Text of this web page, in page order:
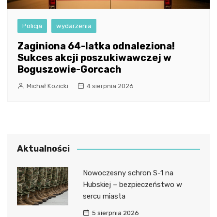
Policja wydarzenia
Zaginiona 64-latka odnaleziona!
Sukces akcji poszukiwawczej w
Boguszowie-Gorcach
Michał Kozicki 4 sierpnia 2026
Aktualności
Nowoczesny schron S-1 na
Hubskiej – bezpieczeństwo w
sercu miasta
5 sierpnia 2026